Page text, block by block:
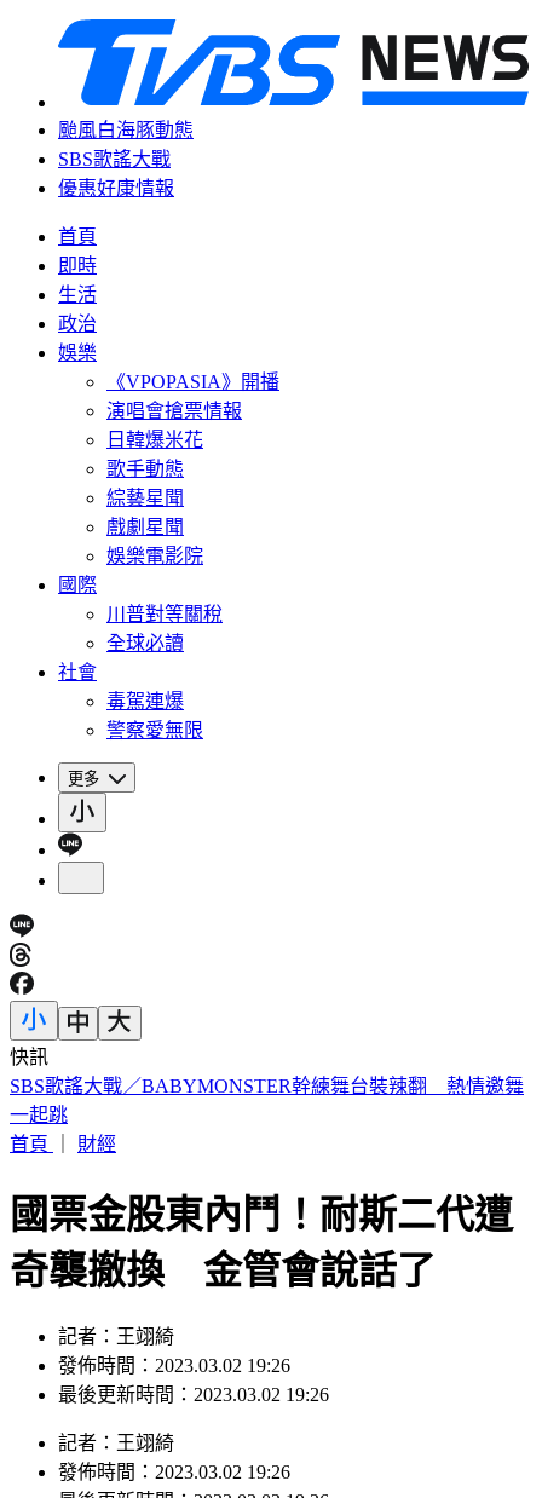
颱風白海豚動態
SBS歌謠大戰
優惠好康情報
首頁
即時
生活
政治
娛樂
《VPOPASIA》開播
演唱會搶票情報
日韓爆米花
歌手動態
綜藝星聞
戲劇星聞
娛樂電影院
國際
川普對等關稅
全球必讀
社會
毒駕連爆
警察愛無限
更多
快訊
19歲女大生「父親節提嬰屍報案」 涉殺人罪遭聲押
首頁｜
國票金股東內鬥！耐斯二代遭
奇襲撤換 金管會說話了
發佈時間：2023.03.02 19:26
最後更新時間：2023.03.02 19:26
發佈時間：2023.03.02 19:26
最後更新時間：2023.03.02 19:26